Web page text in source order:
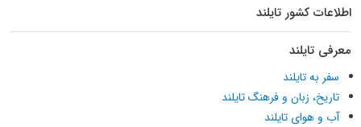
اطلاعات کشور تایلند
معرفی تایلند
سفر به تایلند
تاریخ، زبان و فرهنگ تایلند
آب و هوای تایلند